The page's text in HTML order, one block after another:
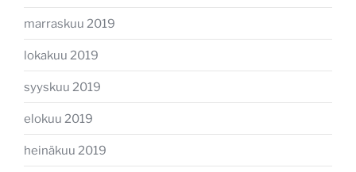
marraskuu 2019
lokakuu 2019
syyskuu 2019
elokuu 2019
heinäkuu 2019